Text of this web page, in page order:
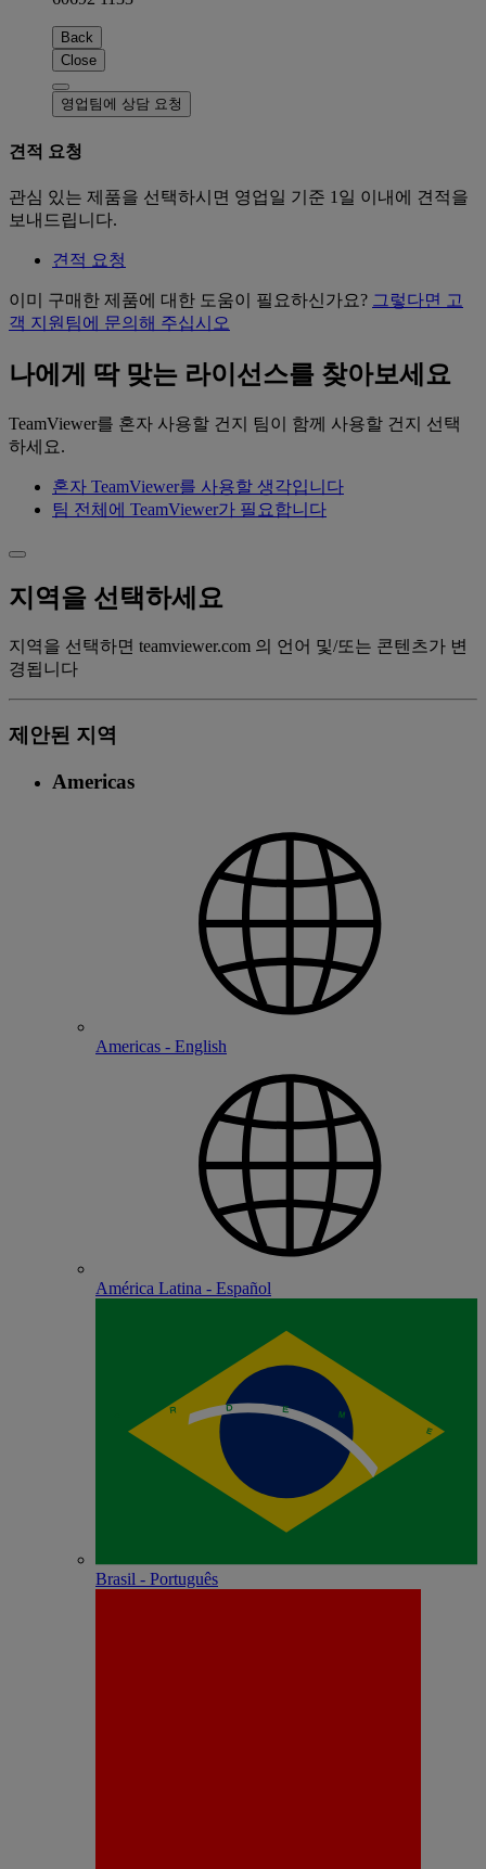
Back
Close
영업팀에 상담 요청
견적 요청
관심 있는 제품을 선택하시면 영업일 기준 1일 이내에 견적을
보내드립니다.
견적 요청
이미 구매한 제품에 대한 도움이 필요하신가요? 그렇다면 고
객 지원팀에 문의해 주십시오
나에게 딱 맞는 라이선스를 찾아보세요
TeamViewer를 혼자 사용할 건지 팀이 함께 사용할 건지 선택
하세요.
혼자 TeamViewer를 사용할 생각입니다
팀 전체에 TeamViewer가 필요합니다
지역을 선택하세요
지역을 선택하면 teamviewer.com 의 언어 및/또는 콘텐츠가 변
경됩니다
제안된 지역
Americas
Americas - English
América Latina - Español
Brasil - Português